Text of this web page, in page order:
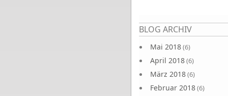
BLOG ARCHIV
Mai 2018(6)
April 2018(6)
März 2018(6)
Februar 2018(6)
Seiten